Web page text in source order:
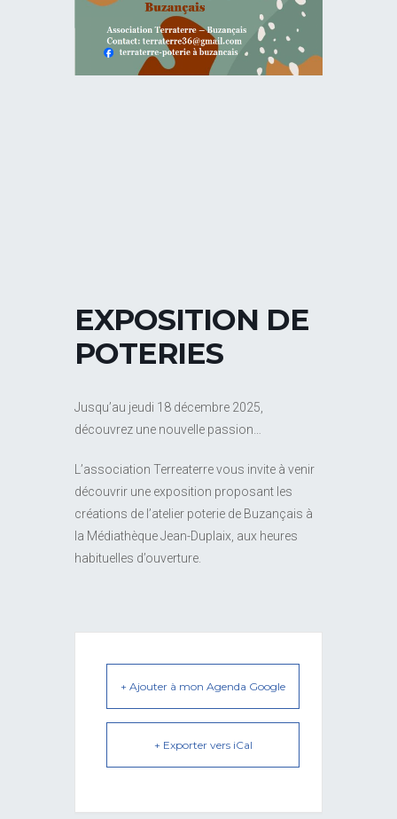
EXPOSITION DE
POTERIES
Jusqu’au jeudi 18 décembre 2025,
découvrez une nouvelle passion…
L’association Terreaterre vous invite à venir
découvrir une exposition proposant les
créations de l’atelier poterie de Buzançais à
la Médiathèque Jean-Duplaix, aux heures
habituelles d’ouverture.
+ Ajouter à mon Agenda Google
+ Exporter vers iCal